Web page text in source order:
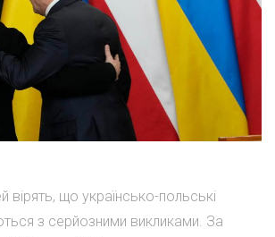
вірять, що українсько-польські
з серйозними викликами. За